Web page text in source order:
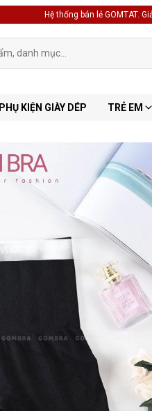
Hệ thống bán lẻ GOMTAT.
PHỤ KIỆN GIÀY DÉP TRẺ EM